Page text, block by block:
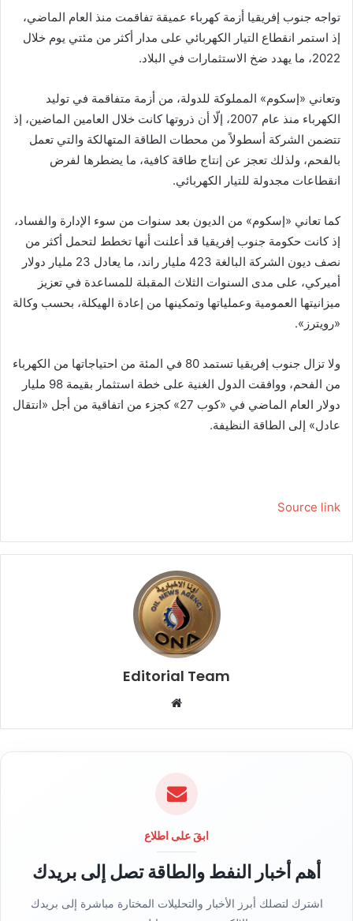
تواجه جنوب إفريقيا أزمة كهرباء عميقة تفاقمت منذ العام الماضي،
إذ استمر انقطاع التيار الكهربائي على مدار أكثر من مئتي يوم خلال
2022، ما يهدد ضخ الاستثمارات في البلاد.
وتعاني «إسكوم» المملوكة للدولة، من أزمة متفاقمة في توليد
الكهرباء منذ عام 2007، إلّا أن ذروتها كانت خلال العامين الماضين، إذ
تتضمن الشركة أسطولاً من محطات الطاقة المتهالكة والتي تعمل
بالفحم، ولذلك تعجز عن إنتاج طاقة كافية، ما يضطرها لفرض
انقطاعات مجدولة للتيار الكهربائي.
كما تعاني «إسكوم» من الديون بعد سنوات من سوء الإدارة والفساد،
إذ كانت حكومة جنوب إفريقيا قد أعلنت أنها تخطط لتحمل أكثر من
نصف ديون الشركة البالغة 423 مليار راند، ما يعادل 23 مليار دولار
أميركي، على مدى السنوات الثلاث المقبلة للمساعدة في تعزيز
ميزانيتها العمومية وعملياتها وتمكينها من إعادة الهيكلة، بحسب وكالة
«رويترز».
ولا تزال جنوب إفريقيا تستمد 80 في المئة من احتياجاتها من الكهرباء
من الفحم، ووافقت الدول الغنية على خطة استثمار بقيمة 98 مليار
دولار العام الماضي في «كوب 27» كجزء من اتفاقية من أجل «انتقال
عادل» إلى الطاقة النظيفة.
Source link
Editorial Team
ل
ب
ابقَ على اطلاع
أهم أخبار النفط والطاقة تصل إلى بريدك
اشترك لتصلك أبرز الأخبار والتحليلات المختارة مباشرة إلى بريدك